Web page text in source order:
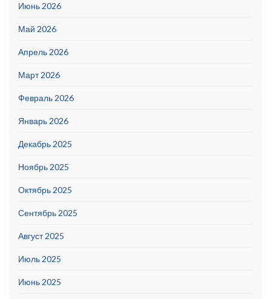
Июнь 2026
Май 2026
Апрель 2026
Март 2026
Февраль 2026
Январь 2026
Декабрь 2025
Ноябрь 2025
Октябрь 2025
Сентябрь 2025
Август 2025
Июль 2025
Июнь 2025